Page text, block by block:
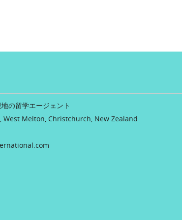
の留学エージェント
Melton, Christchurch, New Zealand